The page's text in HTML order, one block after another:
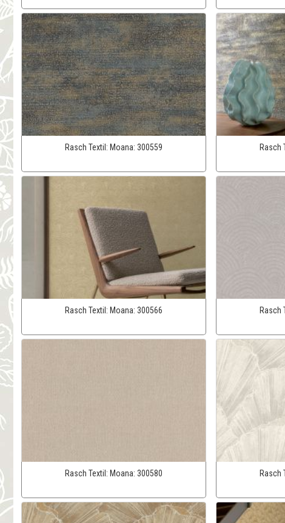
Rasch Textil: Moana: 300559 Rasch
Rasch Textil: Moana: 300566 Rasch
Rasch Textil: Moana: 300580 Rasch